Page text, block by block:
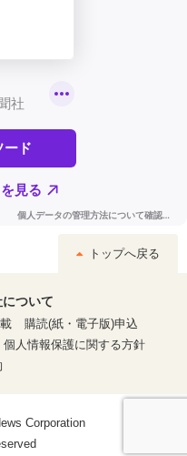
トップへ戻る
ついて
購読(紙・電子版)申込
個人情報保護に関する方針
Corporation